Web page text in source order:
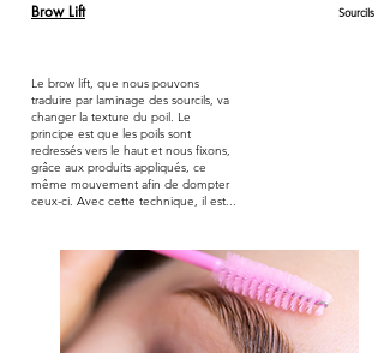
Brow Lift Sourcils
Le brow lift, que nous pouvons
traduire par laminage des sourcils, va
changer la texture du poil. Le
principe est que les poils sont
redressés vers le haut et nous fixons,
grâce aux produits appliqués, ce
même mouvement afin de dompter
ceux-ci. Avec cette technique, il est...